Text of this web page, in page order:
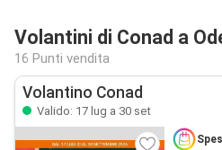
Volantini di Conad a
16 Punti vendita
Volantino Conad
Valido: 17 lug a 30 set